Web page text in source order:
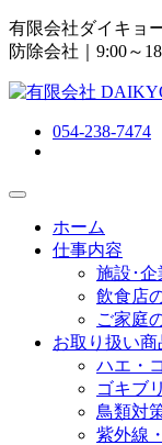
有限会社ダイキョ
防除会社 ｜9:00～
054-238-7474
ホーム
仕事内容
施設･
飲食店
ご家庭
お取り扱い商
ハエ・
ゴキブ
鳥類対
紫外線